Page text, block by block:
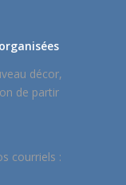
décor,
de partir
courriels :